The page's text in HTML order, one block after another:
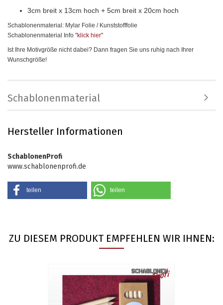
3cm breit x 13cm hoch + 5cm breit x 20cm hoch
Schablonenmaterial: Mylar Folie / Kunststofffolie
Schablonenmaterial Info "klick hier"
Ist Ihre Motivgröße nicht dabei? Dann fragen Sie uns ruhig nach Ihrer
Wunschgröße!
Schablonenmaterial
Hersteller Informationen
SchablonenProfi
www.schablonenprofi.de
teilen teilen
ZU DIESEM PRODUKT EMPFEHLEN WIR IHNEN: